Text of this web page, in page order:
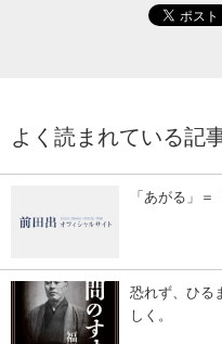
よく読まれている記
「あがる」＝
恐れず、ひる
しく。